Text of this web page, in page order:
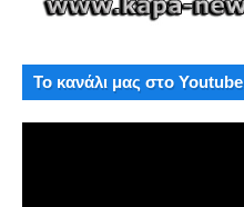
Το κανάλι μας στο Youtube